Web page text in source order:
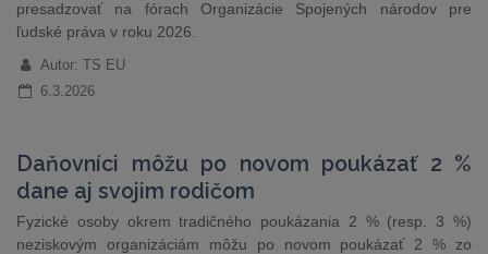
presadzovať na fórach Organizácie Spojených národov pre
ľudské práva v roku 2026.
Autor: TS EU
6.3.2026
Daňovníci môžu po novom poukázať 2 %
dane aj svojim rodičom
Fyzické osoby okrem tradičného poukázania 2 % (resp. 3 %)
neziskovým organizáciám môžu po novom poukázať 2 % zo